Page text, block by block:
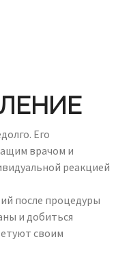
Его
врачом и
реакцией
после процедуры
и добиться
своим